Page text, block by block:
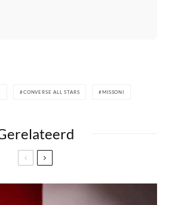
CONVERSE ALL STARS MISSONI